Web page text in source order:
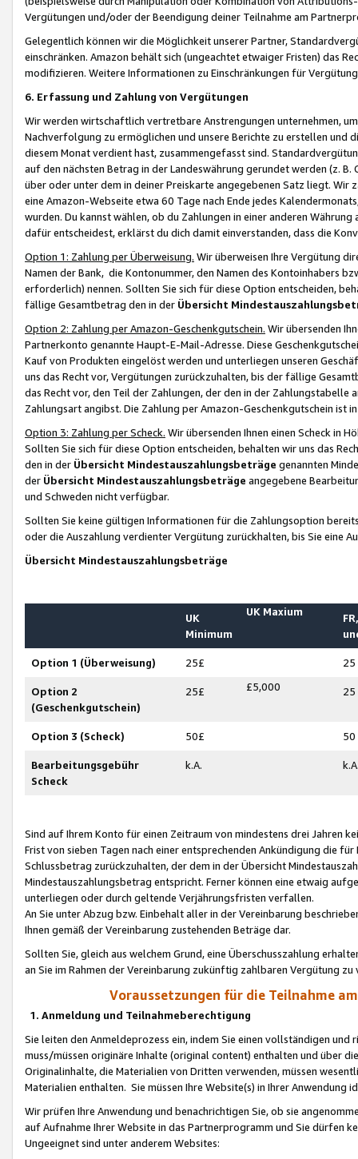
Vergütungen und/oder der Beendigung deiner Teilnahme am
Gelegentlich können wir die Möglichkeit unserer Partner,
einschränken. Amazon behält sich (ungeachtet etwaiger Fristen) das
modifizieren. Weitere Informationen zu Einschränkungen für
6. Erfassung und Zahlung von Vergütungen
Wir werden wirtschaftlich vertretbare Anstrengungen unternehmen,
Nachverfolgung zu ermöglichen und unsere Berichte zu erstellen und
diesem Monat verdient hast, zusammengefasst sind.
auf den nächsten Betrag in der Landeswährung gerundet werden (z.
über oder unter dem in deiner Preiskarte angegebenen Satz liegt.
eine Amazon-Webseite etwa 60 Tage nach Ende jedes
wurden. Du kannst wählen, ob du Zahlungen in einer anderen
dafür entscheidest, erklärst du dich damit einverstanden, dass die
Option 1: Zahlung per Überweisung. Wir überweisen Ihre Vergütung
Namen der Bank, die Kontonummer, den Namen des Kontoinhabers
erforderlich) nennen. Sollten Sie sich für diese Option entscheiden,
fällige Gesamtbetrag den in der Übersicht
Option 2: Zahlung per Amazon-Geschenkgutschein. Wir übersenden
Partnerkonto genannte Haupt-E-Mail-Adresse. Diese
Kauf von Produkten eingelöst werden und unterliegen unseren
uns das Recht vor, Vergütungen zurückzuhalten, bis der fällige
das Recht vor, den Teil der Zahlungen, der den in der
Zahlungsart angibst. Die Zahlung per Amazon-Geschenkgutschein ist
Option 3: Zahlung per Scheck. Wir übersenden Ihnen einen Scheck in
Sollten Sie sich für diese Option entscheiden, behalten wir uns das
den in der Übersicht Mindestauszahlungsbeträge genannten
der Übersicht Mindestauszahlungsbeträge angegebene
und Schweden nicht verfügbar.
Sollten Sie keine gültigen Informationen für die Zahlungsoption
oder die Auszahlung verdienter Vergütung zurückhalten, bis Sie
Übersicht Mindestauszahlungsbeträge
UK
Minimum
UK Maxium
Option 1 (Überweisung) 25£ 25
Option 2
(Geschenkgutschein)
25£ £5,000 25
Option 3 (Scheck) 50£ 50
Bearbeitungsgebühr
Scheck
k.A.
Sind auf Ihrem Konto für einen Zeitraum von mindestens drei Jahren
Frist von sieben Tagen nach einer entsprechenden Ankündigung die
Schlussbetrag zurückzuhalten, der dem in der Übersicht
Mindestauszahlungsbetrag entspricht. Ferner können eine etwaig
unterliegen oder durch geltende Verjährungsfristen verfallen.
An Sie unter Abzug bzw. Einbehalt aller in der Vereinbarung
Ihnen gemäß der Vereinbarung zustehenden Beträge dar.
Sollten Sie, gleich aus welchem Grund, eine Überschusszahlung
an Sie im Rahmen der Vereinbarung zukünftig zahlbaren Vergütung zu
Voraussetzungen für die Teilnahme
1. Anmeldung und Teilnahmeberechtigung
Sie leiten den Anmeldeprozess ein, indem Sie einen vollständigen
muss/müssen originäre Inhalte (original content) enthalten und über
Originalinhalte, die Materialien von Dritten verwenden, müssen
Materialien enthalten. Sie müssen Ihre Website(s) in Ihrer Anwendung
Wir prüfen Ihre Anwendung und benachrichtigen Sie, ob sie
auf Aufnahme Ihrer Website in das Partnerprogramm und Sie dürfen
Ungeeignet sind unter anderem Websites: